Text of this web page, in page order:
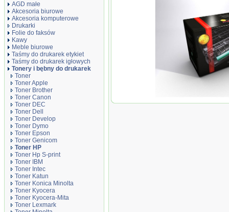
AGD małe
Akcesoria biurowe
Akcesoria komputerowe
Drukarki
Folie do faksów
Kawy
Meble biurowe
Taśmy do drukarek etykiet
Taśmy do drukarek igłowych
Tonery i bębny do drukarek
Toner
Toner Apple
Toner Brother
Toner Canon
Toner DEC
Toner Dell
Toner Develop
Toner Dymo
Toner Epson
Toner Genicom
Toner HP
Toner Hp S-print
Toner IBM
Toner Intec
Toner Katun
Toner Konica Minolta
Toner Kyocera
Toner Kyocera-Mita
Toner Lexmark
Toner JetWorld